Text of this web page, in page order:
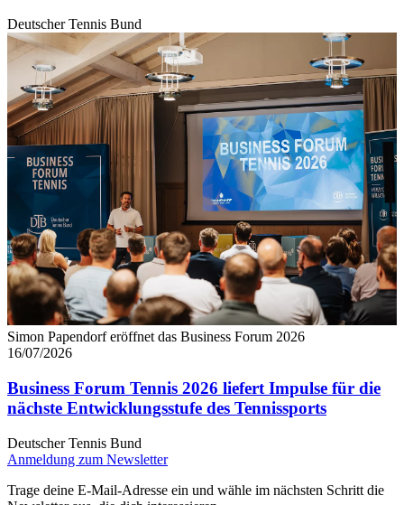
Deutscher Tennis Bund
Simon Papendorf eröffnet das Business Forum 2026
16/07/2026
Business Forum Tennis 2026 liefert Impulse für die
nächste Entwicklungsstufe des Tennissports
Deutscher Tennis Bund
Anmeldung zum Newsletter
Trage deine E-Mail-Adresse ein und wähle im nächsten Schritt die